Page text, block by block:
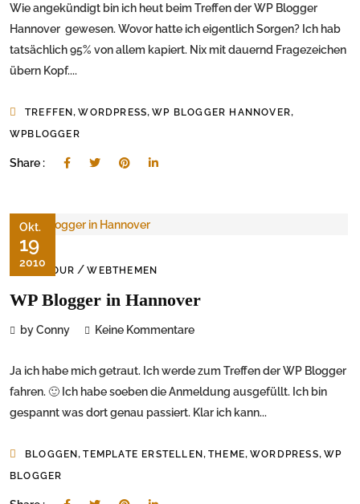
Wie angekündigt bin ich heut beim Treffen der WP Blogger
Hannover gewesen. Wovor hatte ich eigentlich Sorgen? Ich hab
tatsächlich 95% von allem kapiert. Nix mit dauernd Fragezeichen
übern Kopf....
TREFFEN,WORDPRESS,WP BLOGGER HANNOVER,
WPBLOGGER
Share :
Okt.
19
2010
ON TOUR /WEBTHEMEN
WP Blogger in Hannover
by Conny Keine Kommentare
Ja ich habe mich getraut. Ich werde zum Treffen der WP Blogger
fahren. 🙂 Ich habe soeben die Anmeldung ausgefüllt. Ich bin
gespannt was dort genau passiert. Klar ich kann...
BLOGGEN,TEMPLATE ERSTELLEN,THEME,WORDPRESS, WP
BLOGGER